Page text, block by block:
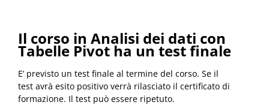
Il corso in Analisi dei dati con
Tabelle Pivotha un test finale
E’ previsto un test finale al termine del corso. Se il
test avrà esito positivo verrà rilasciato il certificato di
formazione. Il test può essere ripetuto.